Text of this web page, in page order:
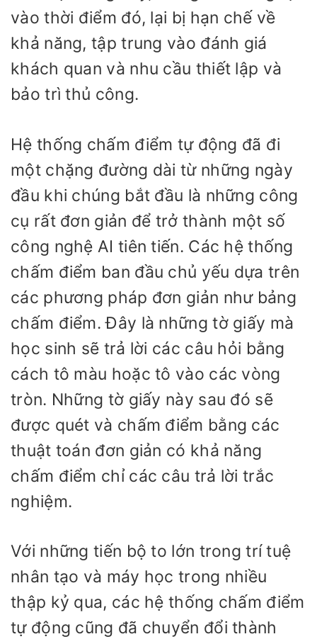
vào thời điểm đó, lại bị hạn chế về
khả năng, tập trung vào đánh giá
khách quan và nhu cầu thiết lập và
bảo trì thủ công.
Hệ thống chấm điểm tự động đã đi
một chặng đường dài từ những ngày
đầu khi chúng bắt đầu là những công
cụ rất đơn giản để trở thành một số
công nghệ AI tiên tiến. Các hệ thống
chấm điểm ban đầu chủ yếu dựa trên
các phương pháp đơn giản như bảng
chấm điểm. Đây là những tờ giấy mà
học sinh sẽ trả lời các câu hỏi bằng
cách tô màu hoặc tô vào các vòng
tròn. Những tờ giấy này sau đó sẽ
được quét và chấm điểm bằng các
thuật toán đơn giản có khả năng
chấm điểm chỉ các câu trả lời trắc
nghiệm.
Với những tiến bộ to lớn trong trí tuệ
nhân tạo và máy học trong nhiều
thập kỷ qua, các hệ thống chấm điểm
tự động cũng đã chuyển đổi thành